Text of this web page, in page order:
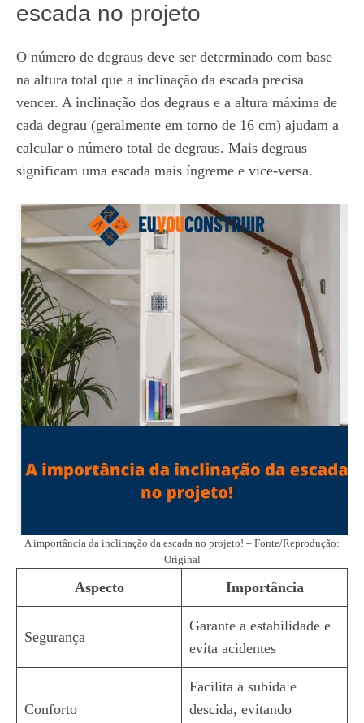
escada no projeto
O número de degraus deve ser determinado com base
na altura total que a inclinação da escada precisa
vencer. A inclinação dos degraus e a altura máxima de
cada degrau (geralmente em torno de 16 cm) ajudam a
calcular o número total de degraus. Mais degraus
significam uma escada mais íngreme e vice-versa.
A importância da inclinação da escada no projeto! – Fonte/Reprodução:
Original
Aspecto Importância
Segurança
Garante a estabilidade e
evita acidentes
Conforto
Facilita a subida e
descida, evitando